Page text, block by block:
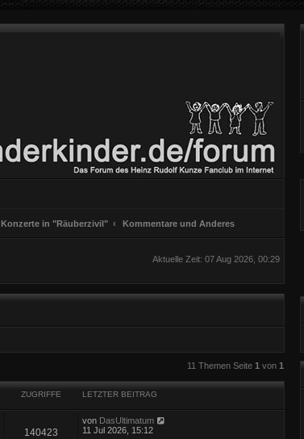
Konzerte in "Räuberzivil" Kommentare und Anderes
Aktuelle Zeit: 07 Aug 2026, 00:29
11 Themen Seite 1 von 1
ZUGRIFFE LETZTER BEITRAG
140423
von DasUltimatum
11 Jul 2026, 15:12